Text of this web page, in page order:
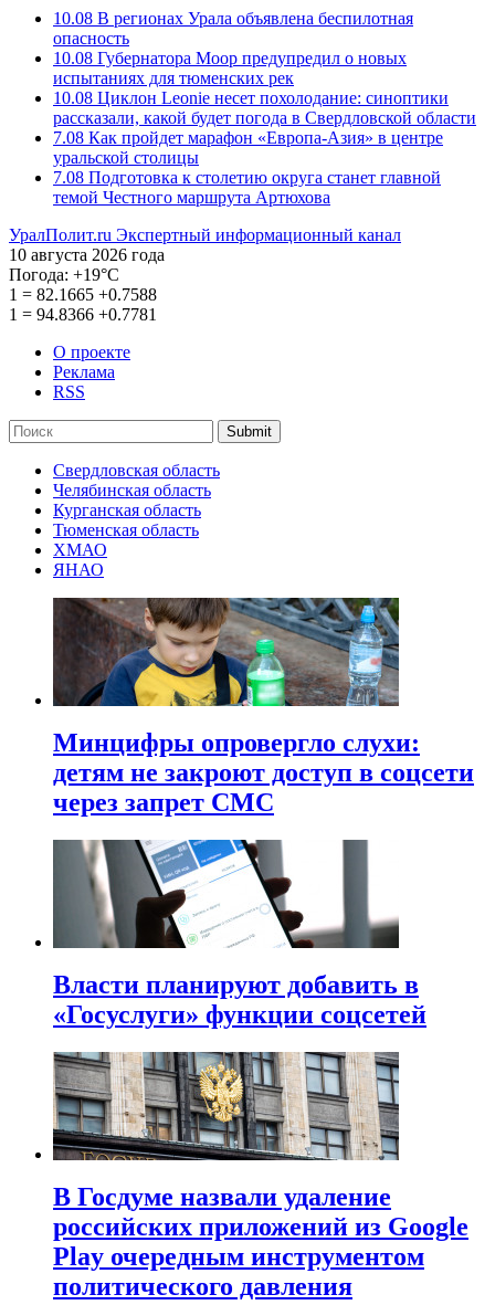
10.08 В регионах Урала объявлена беспилотная
опасность
10.08 Губернатора Моор предупредил о новых
испытаниях для тюменских рек
10.08 Циклон Leonie несет похолодание: синоптики
рассказали, какой будет погода в Свердловской области
7.08 Как пройдет марафон «Европа-Азия» в центре
уральской столицы
7.08 Подготовка к столетию округа станет главной
темой Честного маршрута Артюхова
УралПолит.ru Экспертный информационный канал
10 августа 2026 года
Погода: +19°С
1 = 82.1665 +0.7588
1 = 94.8366 +0.7781
О проекте
Реклама
RSS
Submit
Свердловская область
Челябинская область
Курганская область
Тюменская область
ХМАО
ЯНАО
Минцифры опровергло слухи:
детям не закроют доступ в соцсети
через запрет СМС
Власти планируют добавить в
«Госуслуги» функции соцсетей
В Госдуме назвали удаление
российских приложений из Google
Play очередным инструментом
политического давления